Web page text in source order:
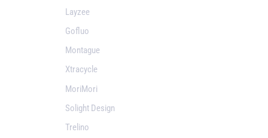
Layzee
Gofluo
Montague
Xtracycle
MoriMori
Solight Design
Trelino